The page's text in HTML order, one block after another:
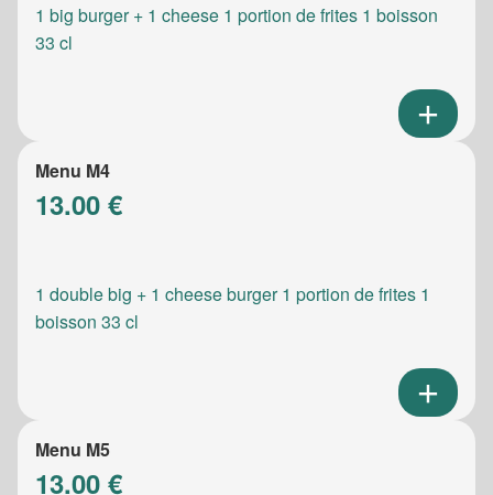
1 big burger + 1 cheese 1 portion de frites 1 boisson
33 cl
Menu M4
13.00 €
1 double big + 1 cheese burger 1 portion de frites 1
boisson 33 cl
Menu M5
13.00 €